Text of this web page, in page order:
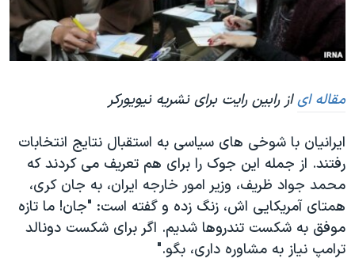
فرهنگ و زندگی
حقوق شهروندی
علم و فناوری
گالری عکس
آرشیو پخش زنده
مستندها
انتخابات ریاست جمهوری آمریکا ۲۰۲۴
رمز مهسا
اعتراضات زن، زندگی، آزادی
مجموعه مستندهای دادخواهی
تریبونال مردمی آبان ۹۸
دادگاه حمید نوری
دنبال کنید
مقاله ایاز رابین رایت برای نشریه نیویورکر
ایرانیان با شوخی های سیاسی به استقبال نتایج انتخابات
رفتند. از جمله این جوک را برای هم تعریف می کردند که
محمد جواد ظریف، وزیر امور خارجه ایران، به جان کری،
همتای آمریکایی اش، زنگ زده و گفته است: "جان! ما تازه
موفق به شکست تندروها شدیم. اگر برای شکست دونالد
ترامپ نیاز به مشاوره داری، بگو."